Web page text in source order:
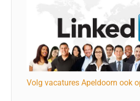
Volg vacatures Apeldoorn ook